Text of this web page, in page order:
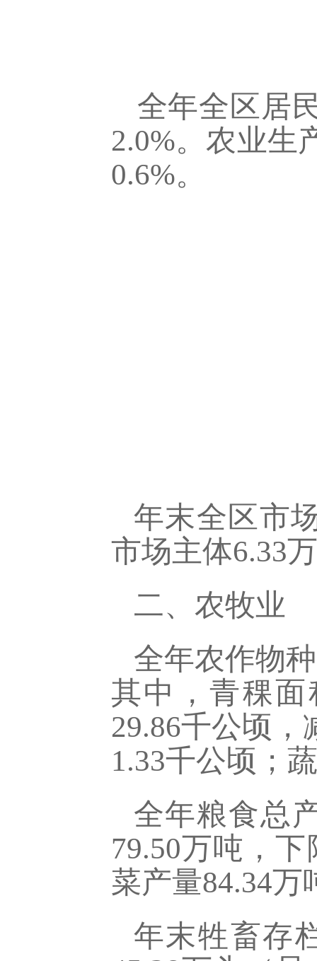
全年全区居
2.0%。农业生
0.6%。
年末全区市
市场主体6.33
二、农牧业
全年农作物
其中，青稞面
29.86千公顷
1.33千公顷；
全年粮食总
79.50万吨，
菜产量84.34万
年末牲畜存